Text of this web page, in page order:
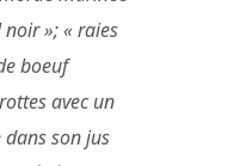
»; « raies
boeuf
avec un
son jus